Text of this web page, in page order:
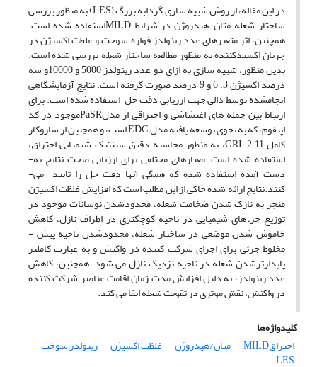
در این مقاله، از روش شبیه ­سازی گردابه بزرگ (LES) به منظور بررسی
ساختار شعله متان-هیدروژن در شرایط MILDاستفاده شده است.
همچنین، اثر متغیرهای عدد رینولدز فواره سوخت و غلظت اکسیژن در
جریان اکسیدکننده به منظور مطالعه ساختار شعله بررسی شده است.
بدین منظور، شبیه ­سازی به ازای دو عدد رینولدز 5000 و 10000و سه
درصد اکسیژن 3، 6 و 9 درصد صورت گرفته است. نتایج آزمایشگاهی
انجام­شده توسط دالی جهت ارزیابی دقت حل استفاده شده است. برای
ارتباط بین جمله­ های اغتشاشی و احتراقی از مدلPaSRموجود در کد
اپن­فوم، که به نحوی توسعه ­یافته مدل EDC است، و همچنین از سازوکار
کامل GRI-2.11، به منظور محاسبه دقیق سینتیک شیمیایی احتراق،
استفاده شده است. معیارهای مختلفی برای ارزیابی صحت نتایج به­
دست­ آمده استفاده شده که همگی آن­ها دقت حل را تایید می­
کنند.نتایج ارائه ­شده حاکی از این مطلب است که افزایش غلظت اکسیژن
منجر به نازک­ شدن ضخامت شعله، محدودشدن نوسانات موجود در
توزیع جزء­های شیمیایی در ناحیه کوچک­تری در اطراف نازل، کاهش
خاموش شدن موضعی در ساختار شعله، محدودشدن ناحیه پیش ­
مخلوط جزئی برای اجزای شرکت­ کننده در واکنش و به عبارت کامل­تر
پایدارترشدن شعله در ناحیه نزدیک نازل می ­شود. همچنین، کاهش
عدد رینولدز، به دلیل افزایش مدت زمان اقامت عناصر شرکت کننده
در واکنش، نقش موثری در تقویت شعله ایفا می­ کند.
کلیدواژه‌ها
احتراقMILD
متان/هیدروژن غلظت اکسیژن رینولدز سوخت
LES